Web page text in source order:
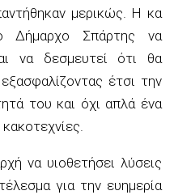
μερικώς. Η κα
Δήμαρχο Σπάρτης να
να δεσμευτεί ότι θα
έτσι την
του και όχι απλά ένα
να υιοθετήσει λύσεις
για την ευημερία